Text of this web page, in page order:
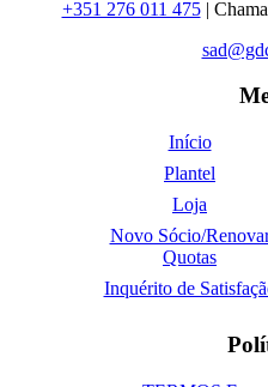
+351 276 011 475|
Início
Plantel
Loja
Novo Sócio/
Quotas
Inquérito de